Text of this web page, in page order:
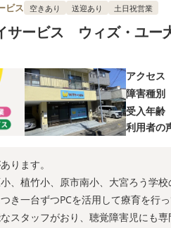
ビス 空きあり 送迎あり 土日祝営業
サービス ウィズ・ユー
アクセス
障害種別
受入年齢
利用者の
ります。
、植竹小、原市南小、大宮ろう学校
き一台ずつPCを活用して療育を行っ
スタッフがおり、聴覚障害児にも専